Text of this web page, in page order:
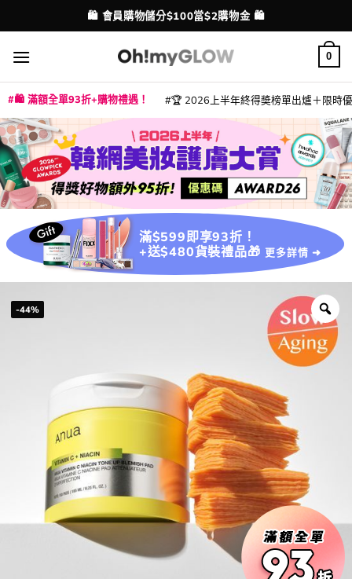
to
content
配送港澳
💳 支援消費券、FPS、八達通、PAYME、信用卡付款
0
🛍️ 滿額全單93折+購物禮遇！ 🏆 2026上半年終得奬榜單出爐＋限時
滿$599即享93折！
+送$480貨裝禮品🎁 更多詳情 ➜
-44%